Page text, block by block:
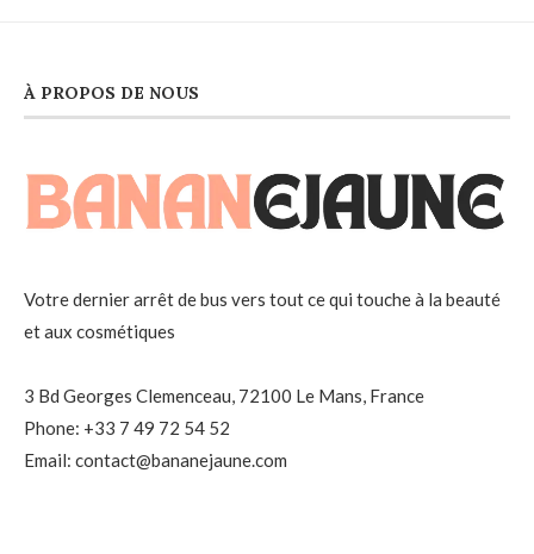
À PROPOS DE NOUS
Votre dernier arrêt de bus vers tout ce qui touche à la beauté
et aux cosmétiques
3 Bd Georges Clemenceau, 72100 Le Mans, France
Phone: +33 7 49 72 54 52
Email: contact@bananejaune.com